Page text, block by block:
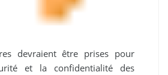
devraient être prises pour
et la confidentialité des